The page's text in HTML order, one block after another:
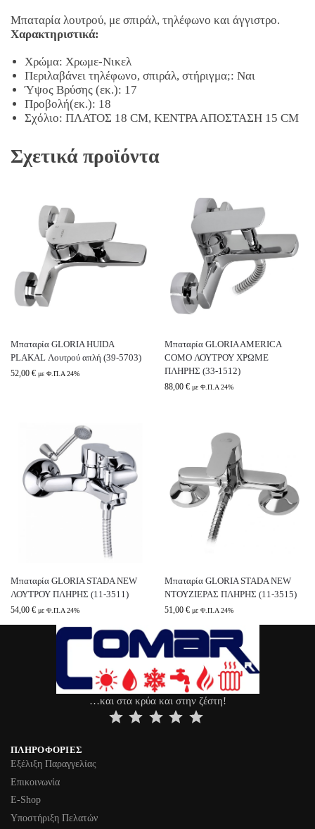
Μπαταρία λουτρού, με σπιράλ, τηλέφωνο και άγγιστρο.
Χαρακτηριστικά:
Χρώμα: Χρωμε-Νικελ
Περιλαβάνει τηλέφωνο, σπιράλ, στήριγμα;: Ναι
Ύψος Βρύσης (εκ.): 17
Προβολή(εκ.): 18
Σχόλιο: ΠΛΑΤΟΣ 18 CM, KΕΝΤΡΑ ΑΠΟΣΤΑΣΗ 15 CM
Σχετικά προϊόντα
Μπαταρία GLORIA HUIDA
PLAKAL Λουτρού απλή (39-5703)
52,00 € με Φ.Π.Α 24%
Μπαταρία GLORIA AMERICA
COMO ΛΟΥΤΡΟΥ ΧΡΩΜΕ
ΠΛΗΡΗΣ (33-1512)
88,00 € με Φ.Π.Α 24%
Μπαταρία GLORIA STADA NEW
ΛΟΥΤΡΟΥ ΠΛΗΡΗΣ (11-3511)
54,00 € με Φ.Π.Α 24%
Μπαταρία GLORIA STADA NEW
ΝΤΟΥΖΙΕΡΑΣ ΠΛΗΡΗΣ (11-3515)
51,00 € με Φ.Π.Α 24%
…και στα κρύα και στην ζέστη!
ΠΛΗΡΟΦΟΡΊΕΣ
Εξέλιξη Παραγγελίας
Επικοινωνία
Ε-Shop
Υποστήριξη Πελατών